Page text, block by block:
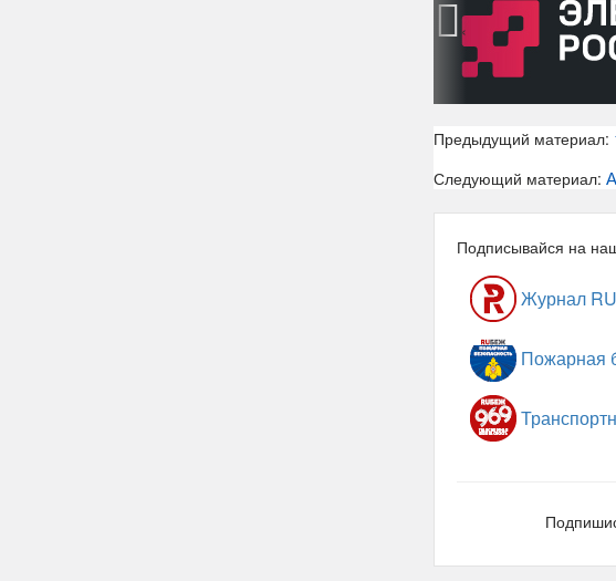
‹
Предыдущий материал:
Следующий материал:
Подписывайся на
Журнал
Пожарная